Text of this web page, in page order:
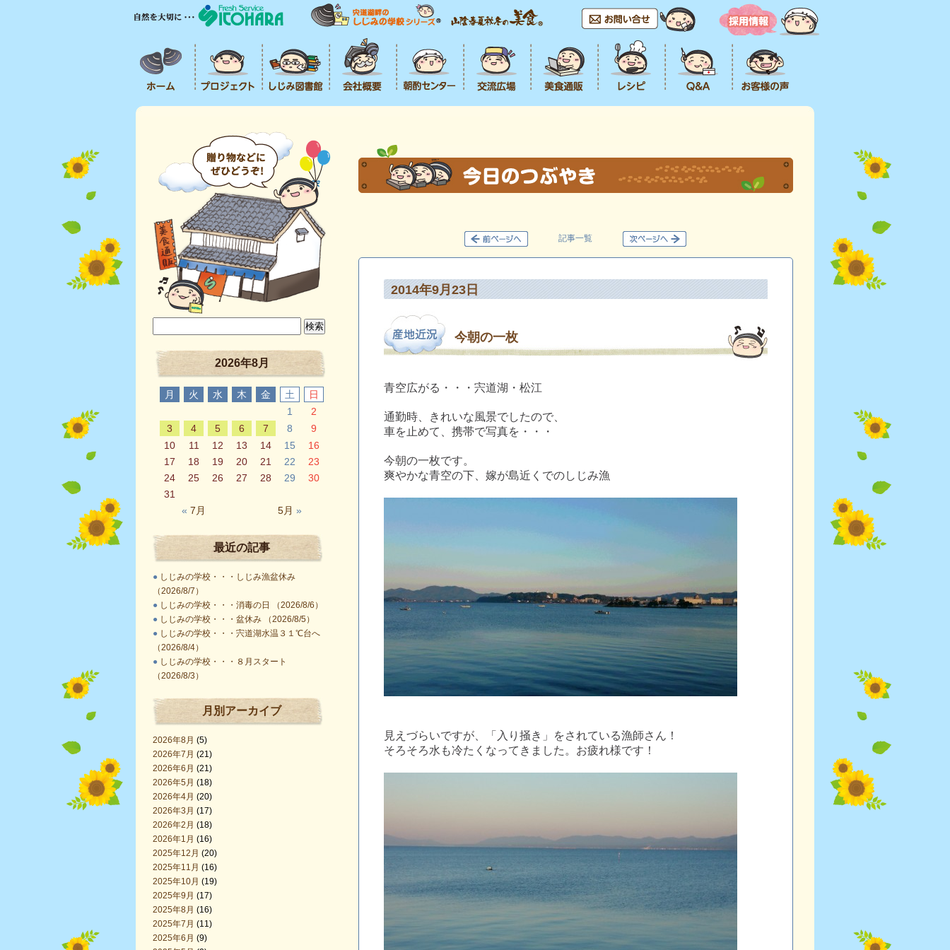
2026年8月
月 火 水 木 金 土 日
« 7月 5月 »
1
2
3
4 5 6 7 8
9
10
11 12 13 14 15
16
17
18 19 20 21 22
23
24
25 26 27 28 29
30
31
最近の記事
● しじみの学校・・・しじみ漁盆休み
（2026/8/7）
● しじみの学校・・・消毒の日 （2026/8/6）
● しじみの学校・・・盆休み （2026/8/5）
● しじみの学校・・・宍道湖水温３１℃台へ
（2026/8/4）
● しじみの学校・・・８月スタート
（2026/8/3）
月別アーカイブ
2026年8月 (5)
2026年7月 (21)
2026年6月 (21)
2026年5月 (18)
2026年4月 (20)
2026年3月 (17)
2026年2月 (18)
2026年1月 (16)
2025年12月 (20)
2025年11月 (16)
2025年10月 (19)
2025年9月 (17)
2025年8月 (16)
2025年7月 (11)
2025年6月 (9)
記事一覧
2014年9月23日
今朝の一枚
青空広がる・・・宍道湖・松江
通勤時、きれいな風景でしたので、
車を止めて、携帯で写真を・・・
今朝の一枚です。
爽やかな青空の下、嫁が島近くでのしじみ漁
見えづらいですが、「入り掻き」をされている漁師さん！
そろそろ水も冷たくなってきました。お疲れ様です！